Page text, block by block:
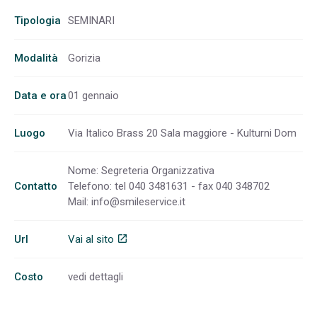
Tipologia SEMINARI
Modalità Gorizia
Data e ora01 gennaio
Luogo Via Italico Brass 20 Sala maggiore - Kulturni Dom
Contatto
Nome: Segreteria Organizzativa
Telefono: tel 040 3481631 - fax 040 348702
Mail: info@smileservice.it
Url Vai al sito open_in_new
Costo vedi dettagli